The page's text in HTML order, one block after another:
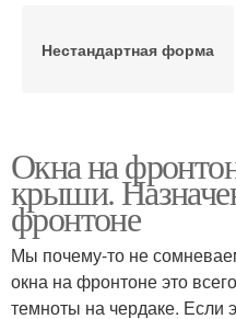
Нестандартная форма
Окна на
крыши.
фронтоне
Мы почему-то не
окна на фронтоне это
темноты на чердаке. Если